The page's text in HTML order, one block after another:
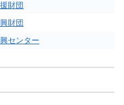
財団
財団
センター